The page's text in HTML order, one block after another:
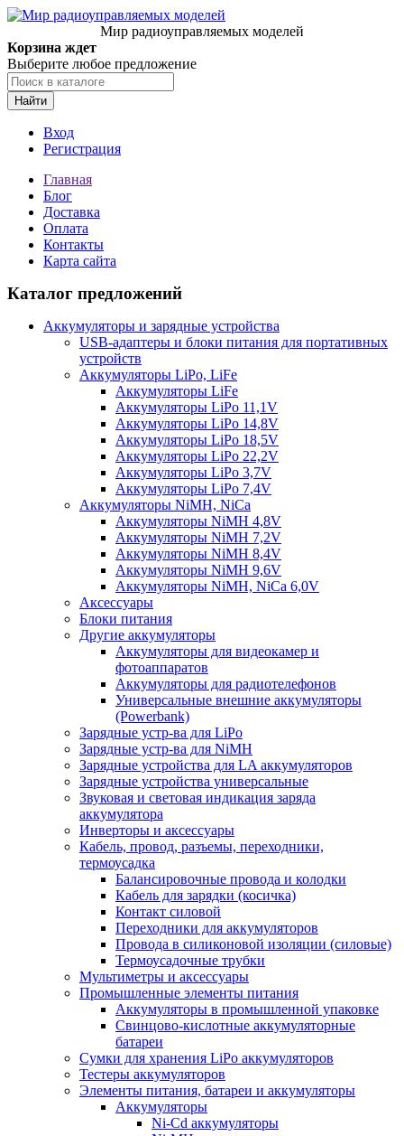
Мир радиоуправляемых моделей
Корзина ждет
Выберите любое предложение
Найти
Вход
Регистрация
Главная
Блог
Доставка
Оплата
Контакты
Карта сайта
Каталог предложений
Аккумуляторы и зарядные устройства
USB-адаптеры и блоки питания для портативных
устройств
Аккумуляторы LiPo, LiFe
Аккумуляторы LiFe
Аккумуляторы LiPo 11,1V
Аккумуляторы LiPo 14,8V
Аккумуляторы LiPo 18,5V
Аккумуляторы LiPo 22,2V
Аккумуляторы LiPo 3,7V
Аккумуляторы LiPo 7,4V
Аккумуляторы NiMH, NiCa
Аккумуляторы NiMH 4,8V
Аккумуляторы NiMH 7,2V
Аккумуляторы NiMH 8,4V
Аккумуляторы NiMH 9,6V
Аккумуляторы NiMH, NiCa 6,0V
Аксессуары
Блоки питания
Другие аккумуляторы
Аккумуляторы для видеокамер и
фотоаппаратов
Аккумуляторы для радиотелефонов
Универсальные внешние аккумуляторы
(Powerbank)
Зарядные устр-ва для LiPo
Зарядные устр-ва для NiMH
Зарядные устройства для LA аккумуляторов
Зарядные устройства универсальные
Звуковая и световая индикация заряда
аккумулятора
Инверторы и аксессуары
Кабель, провод, разъемы, переходники,
термоусадка
Балансировочные провода и колодки
Кабель для зарядки (косичка)
Контакт силовой
Переходники для аккумуляторов
Провода в силиконовой изоляции (силовые)
Термоусадочные трубки
Мультиметры и аксессуары
Промышленные элементы питания
Аккумуляторы в промышленной упаковке
Свинцово-кислотные аккумуляторные
батареи
Сумки для хранения LiPo аккумуляторов
Тестеры аккумуляторов
Элементы питания, батареи и аккумуляторы
Аккумуляторы
Ni-Cd аккумуляторы